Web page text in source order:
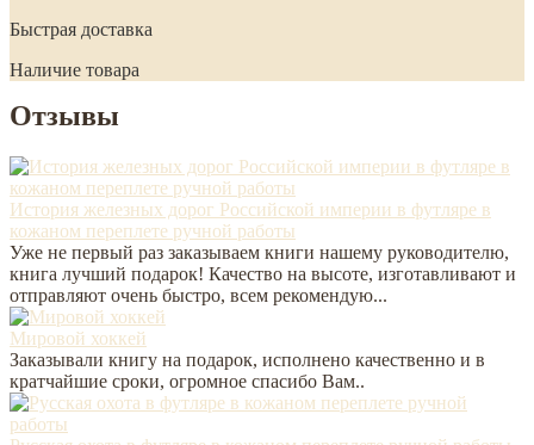
Быстрая доставка
Наличие товара
Отзывы
История железных дорог Российской империи в футляре в
кожаном переплете ручной работы
Уже не первый раз заказываем книги нашему руководителю,
книга лучший подарок! Качество на высоте, изготавливают и
отправляют очень быстро, всем рекомендую...
Мировой хоккей
Заказывали книгу на подарок, исполнено качественно и в
кратчайшие сроки, огромное спасибо Вам..